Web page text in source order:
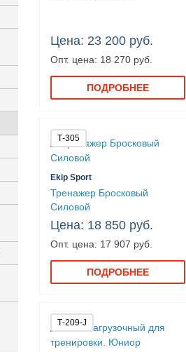
Цена: 23 200 руб.
Опт. цена: 18 270 руб.
ПОДРОБНЕЕ
Т-305
Ekip Sport
Тренажер Бросковый
Силовой
Цена: 18 850 руб.
Опт. цена: 17 907 руб.
ПОДРОБНЕЕ
Т-209-J